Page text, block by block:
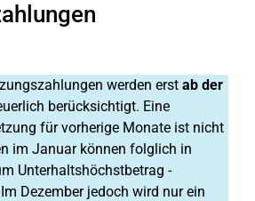
werden erst ab der
berücksichtigt. Eine
für vorherige Monate ist nicht
im Januar können folglich in
Unterhaltshöchstbetrag -
Dezember jedoch wird nur ein